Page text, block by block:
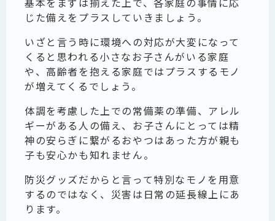
じた備えをプラスしていきましょう。
いざと言う時に環境への対応が大変になって
くると思われる小さなお子さんがいる家庭
や、高齢者を抱える家庭ではプラスするモノ
が増えてくるでしょう。
体調を考慮した上での常備薬の準備、アレル
ギーがある人の備え、お子さんにとっては精
神の安らぎに繋がるおやつはあった方が親も
子も安心かも知れません。
防災グッズだからと言って特別なモノを用意
するのではなく、災害は日常の延長線上にあ
ります。